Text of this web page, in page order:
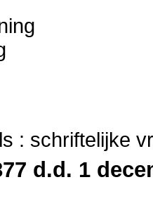
: schriftelijke
d.d. 1